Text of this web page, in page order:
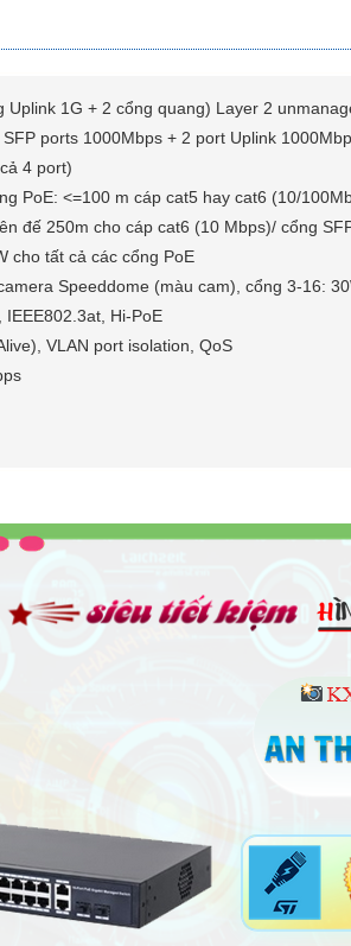
CAMERA TƯƠNG ỨNG
1230000VNÐCông Nghệ Kết Nối , web,
Năng